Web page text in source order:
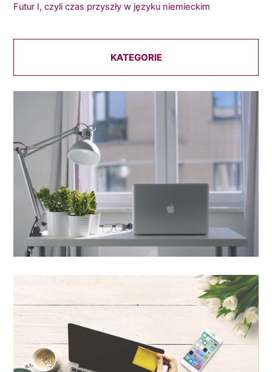
Futur I, czyli czas przyszły w języku niemieckim
KATEGORIE